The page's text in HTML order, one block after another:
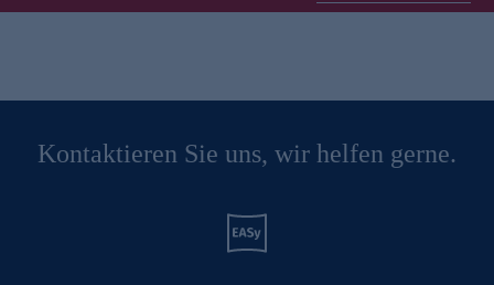
Kontaktieren Sie uns, wir helfen gerne.